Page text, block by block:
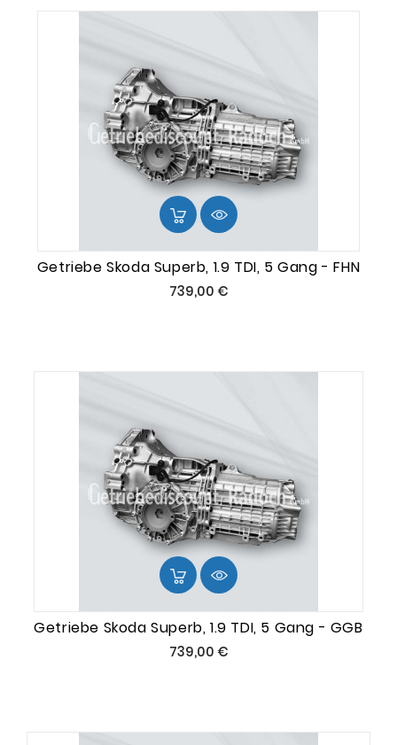
Getriebe Skoda Superb, 1.9 TDI, 5 Gang - FHN
739,00 €Preis
Getriebe Skoda Superb, 1.9 TDI, 5 Gang - GGB
739,00 €Preis